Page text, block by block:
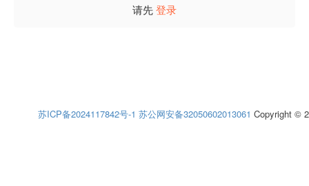
请先登录
苏ICP备2024117842号-1 苏公网安备32050602013061 Copyright ©